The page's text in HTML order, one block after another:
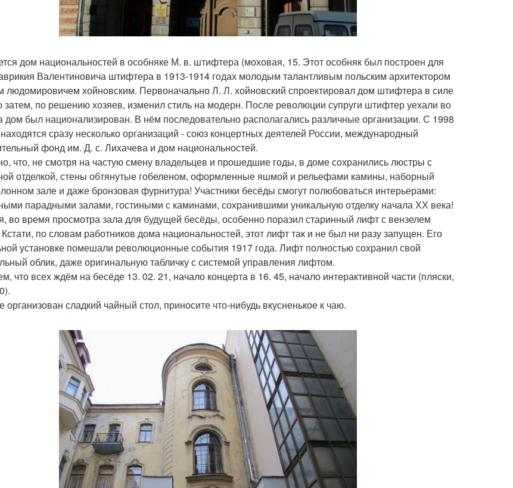
дом национальностей в особняке М. в. штифтера (моховая, 15. Этот особняк был построен для
Валентиновича штифтера в 1913-1914 годах молодым талантливым польским архитектором
хойновским. Первоначально Л. Л. хойновский спроектировал дом штифтера в силе
затем, по решению хозяев, изменил стиль на модерн. После революции супруги штифтер уехали во
был национализирован. В нём последовательно располагались различные организации. С 1998
находятся сразу несколько организаций - союз концертных деятелей России, международный
фонд им. Д. с. Лихачева и дом национальностей.
что, не смотря на частую смену владельцев и прошедшие годы, в доме сохранились люстры с
отделкой, стены обтянутые гобеленом, оформленные яшмой и рельефами камины, наборный
зале и даже бронзовая фурнитура! Участники бесёды смогут полюбоваться интерьерами:
парадными залами, гостиными с каминами, сохранившими уникальную отделку начала ХХ века!
во время просмотра зала для будущей бесёды, особенно поразил старинный лифт с вензелем
по словам работников дома национальностей, этот лифт так и не был ни разу запущен. Его
установке помешали революционные события 1917 года. Лифт полностью сохранил свой
облик, даже оригинальную табличку с системой управления лифтом.
что всех ждём на бесёде 13. 02. 21, начало концерта в 16. 45, начало интерактивной части (пляски,
организован сладкий чайный стол, приносите что-нибудь вкусненькое к чаю.